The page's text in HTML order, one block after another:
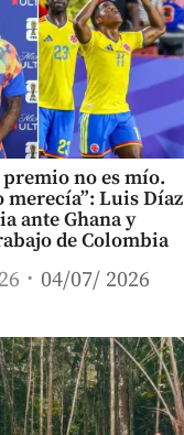
premio no es mío.
merecía”: Luis Díaz
ante Ghana y
de Colombia
04/07/ 2026